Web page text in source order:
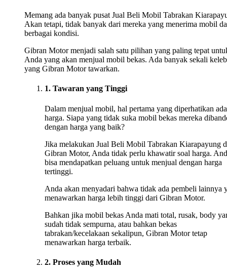
Memang ada banyak pusat Jual Beli Mobil Tabrakan
Akan tetapi, tidak banyak dari mereka yang menerima mobil
berbagai kondisi.
Gibran Motor menjadi salah satu pilihan yang paling tepat
Anda yang akan menjual mobil bekas. Ada banyak sekali
yang Gibran Motor tawarkan.
1. Tawaran yang Tinggi
Dalam menjual mobil, hal pertama yang diperhatikan
harga. Siapa yang tidak suka mobil bekas mereka
dengan harga yang baik?
Jika melakukan Jual Beli Mobil Tabrakan Kiarapayung
Gibran Motor, Anda tidak perlu khawatir soal harga.
bisa mendapatkan peluang untuk menjual dengan harga
tertinggi.
Anda akan menyadari bahwa tidak ada pembeli lainnya
menawarkan harga lebih tinggi dari Gibran Motor.
Bahkan jika mobil bekas Anda mati total, rusak, body
sudah tidak sempurna, atau bahkan bekas
tabrakan/kecelakaan sekalipun, Gibran Motor tetap
menawarkan harga terbaik.
2. Proses yang Mudah